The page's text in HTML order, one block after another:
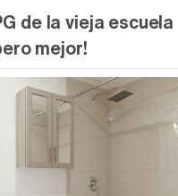
de la vieja escuela
mejor!